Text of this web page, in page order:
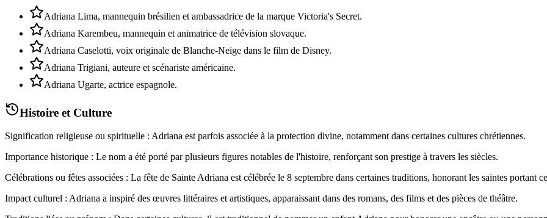
Adriana Lima, mannequin brésilien et ambassadrice de la marque Victoria's Secret.
Adriana Karembeu, mannequin et animatrice de télévision slovaque.
Adriana Caselotti, voix originale de Blanche-Neige dans le film de Disney.
Adriana Trigiani, auteure et scénariste américaine.
Adriana Ugarte, actrice espagnole.
Histoire et Culture
Signification religieuse ou spirituelle : Adriana est parfois associée à la protection divine, notamment dans certaines cultures chrétiennes.
Importance historique : Le nom a été porté par plusieurs figures notables de l'histoire, renforçant son prestige à travers les siècles.
Célébrations ou fêtes associées : La fête de Sainte Adriana est célébrée le 8 septembre dans certaines traditions, honorant les saintes portant
Impact culturel : Adriana a inspiré des œuvres littéraires et artistiques, apparaissant dans des romans, des films et des pièces de théâtre.